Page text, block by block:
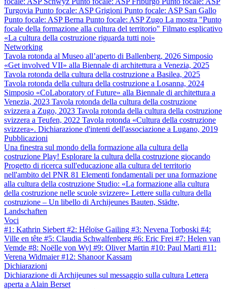
Turgovia Punto focale: ASP Grigioni Punto focale: ASP San Gallo
Punto focale: ASP Berna Punto focale: ASP Zugo La mostra "Punto
focale della formazione alla cultura del territorio" Filmato esplicativo
«La cultura della costruzione riguarda tutti noi»
Networking
Tavola rotonda al Museo all’aperto di Ballenberg, 2026 Simposio
«Get involved VII» alla Biennale di architettura a Venezia, 2025
Tavola rotonda della cultura della costruzione a Basilea, 2025
Tavola rotonda della cultura della costruzione a Losanna, 2024
Simposio «CoLaboratory of Future» alla Biennale di architettura a
Venezia, 2023 Tavola rotonda della cultura della costruzione
svizzera a Zugo, 2023 Tavola rotonda della cultura della costruzione
svizzera a Teufen, 2022 Tavola rotonda «Cultura della costruzione
svizzera». Dichiarazione d'intenti dell'associazione a Lugano, 2019
Pubblicazioni
Una finestra sul mondo della formazione alla cultura della
costruzione Play! Esplorare la cultura della costruzione giocando
Progetto di ricerca sull'educazione alla cultura del territorio
nell'ambito del PNR 81 Elementi fondamentali per una formazione
alla cultura della costruzione Studio: «La formazione alla cultura
della costruzione nelle scuole svizzere» Lettere sulla cultura della
costruzione – Un libello di Archijeunes Bauten, Städte,
Landschaften
Voci
#1: Kathrin Siebert #2: Héloïse Gailing #3: Nevena Torboski #4:
Ville en tête #5: Claudia Schwalfenberg #6: Eric Frei #7: Helen van
Vemde #8: Noëlle von Wyl #9: Oliver Martin #10: Paul Marti #11:
Verena Widmaier#12: Shanoor Kassam
Dichiarazioni
Dichiarazione di Archijeunes sul messaggio sulla cultura Lettera
aperta a Alain Berset